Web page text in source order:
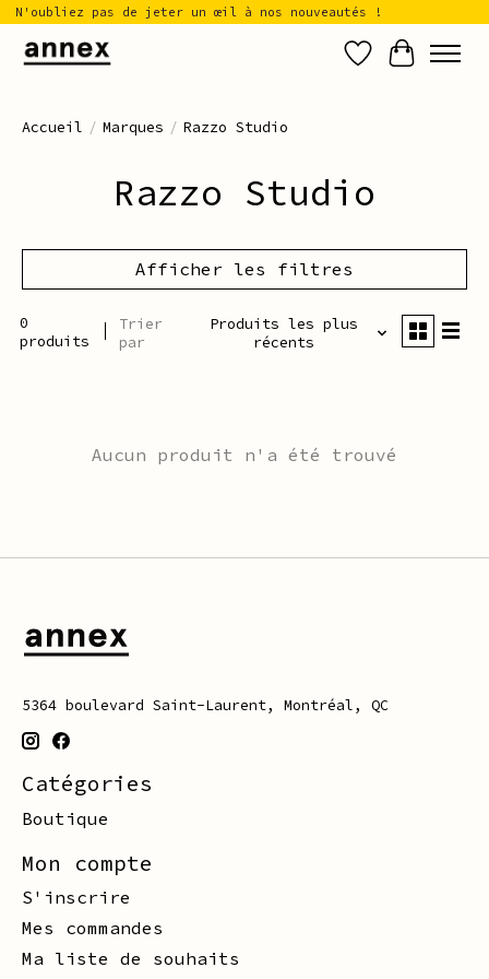
N'oubliez pas de jeter un œil à nos nouveautés !
Liste de
Panier
Accueil / Marques / Razzo Studio
Razzo Studio
Afficher les filtres
0
produits
Trier
par
Produits les plus
récents
Aucun produit n'a été trouvé
5364 boulevard Saint-Laurent, Montréal, QC
Catégories
Boutique
Mon compte
S'inscrire
Mes commandes
Ma liste de souhaits